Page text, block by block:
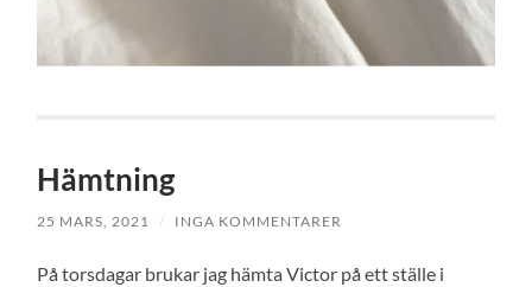
Hämtning
25 MARS, 2021 / INGA KOMMENTARER
På torsdagar brukar jag hämta Victor på ett ställe i